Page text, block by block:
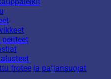
peitteet
frotee ja patjansuojat